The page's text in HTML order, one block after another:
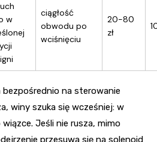
w
ciągłość
obwodu po
wciśnięciu
20-80
zł
na sterowanie
winy szuka się wcześniej: w
Jeśli nie rusza, mimo